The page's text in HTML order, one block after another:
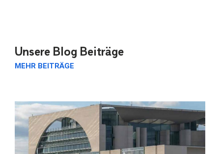
Unsere Blog Beiträge
MEHR BEITRÄGE